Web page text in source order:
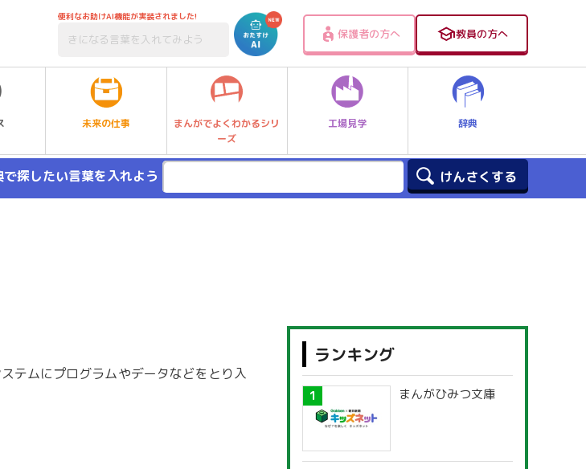
便利なお助けAI機能が実装されました!
保護者の方へ 教員の方へ
未来の仕事
まんがでよくわかるシリ
ーズ
工場見学 辞典
で探したい言葉を入れよう
テムにプログラムやデータなどをとり入
ランキング
まんがひみつ文庫